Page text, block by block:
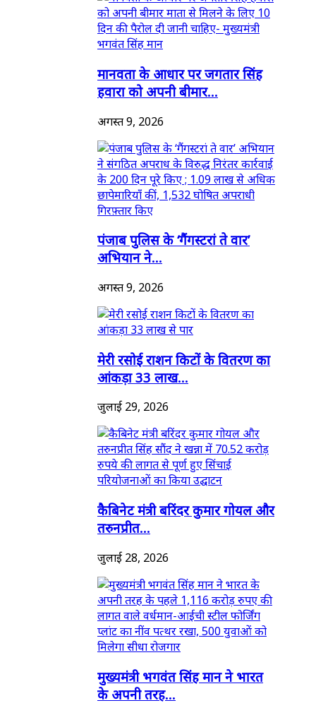
मानवता के आधार पर जगतार सिंह
हवारा को अपनी बीमार...
अगस्त 9, 2026
पंजाब पुलिस के ‘गैंगस्टरां ते वार’
अभियान ने...
अगस्त 9, 2026
मेरी रसोई राशन किटों के वितरण का
आंकड़ा 33 लाख...
जुलाई 29, 2026
कैबिनेट मंत्री बरिंदर कुमार गोयल और
तरुनप्रीत...
जुलाई 28, 2026
मुख्यमंत्री भगवंत सिंह मान ने भारत
के अपनी तरह...